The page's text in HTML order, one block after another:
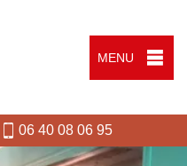
MENU
06 40 08 06 95